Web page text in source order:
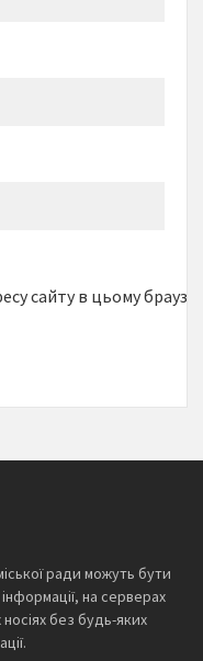
сайту в цьому
ради можуть бути
на серверах
без будь-яких